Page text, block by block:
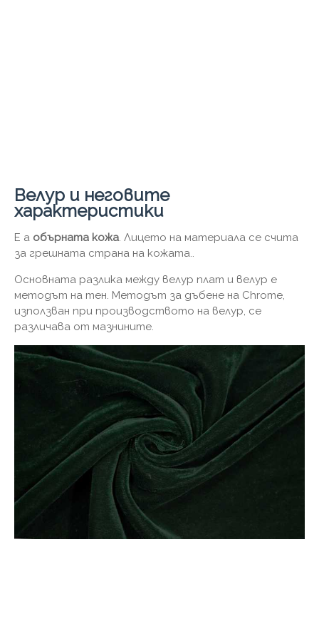
Велур и неговите
характеристики
Е a обърната кожа. Лицето на материала се счита
за грешната страна на кожата..
Основната разлика между велур плат и велур е
методът на тен. Методът за дъбене на Chrome,
използван при производството на велур, се
различава от мазнините.